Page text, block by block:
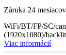
Záruka 24 mesiacov
WiFi/BT/FP/SC/
(1920x1080)/
Viac informácií